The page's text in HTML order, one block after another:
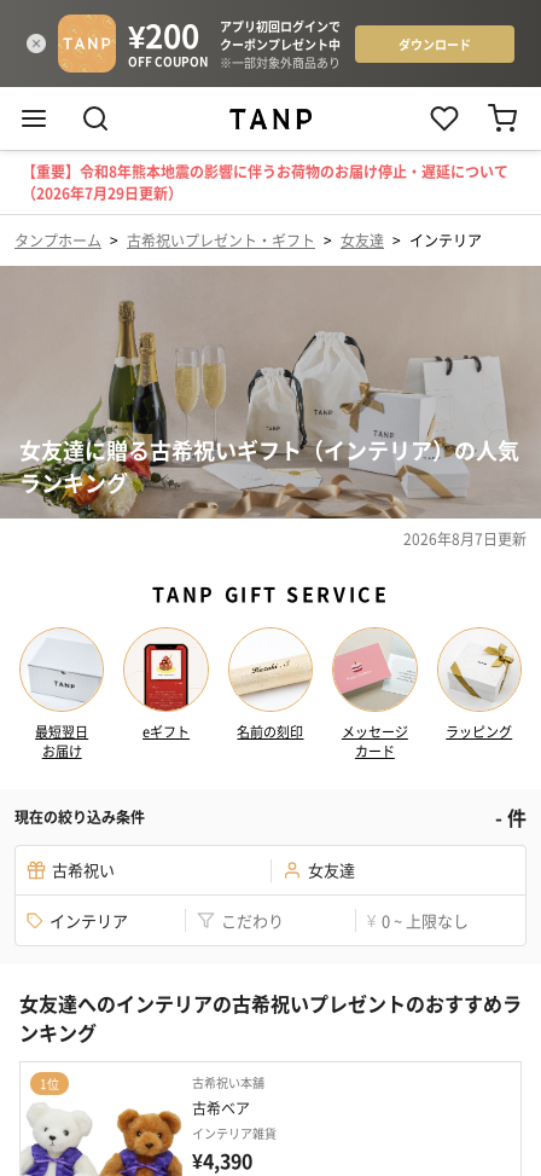
【重要】令和8年熊本地震の影響に伴うお荷物のお届け停止・遅延について
（2026年7月29日更新）
タンプホーム > 古希祝いプレゼント・ギフト > 女友達 > インテリア
女友達に贈る古希祝いギフト（インテリア）の人気
ランキング
2026年8月7日更新
TANP GIFT SERVICE
最短翌日
お届け
eギフト 名前の刻印
メッセージ
カード
ラッピング
現在の絞り込み条件 -件
古希祝い 女友達
インテリア こだわり ¥ 0 ~ 上限なし
女友達へのインテリアの古希祝いプレゼントのおすすめラ
ンキング
1位 古希祝い本舗
古希ベア
インテリア雑貨
¥4,390